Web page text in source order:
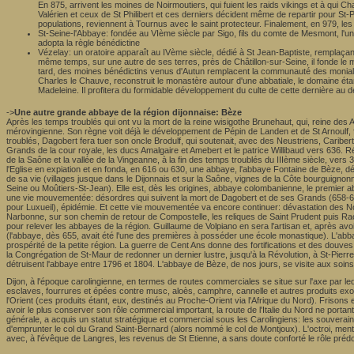
En 875, arrivent les moines de Noirmoutiers, qui fuient les raids vikings et à qui
Valérien et ceux de St Philibert et ces derniers décident même de repartir pour
populations, reviennent à Tournus avec le saint protecteur. Finalement, en 979,
St-Seine-l'Abbaye: fondée au VIème siècle par Sigo, fils du comte de Mesmont,
adopta la règle bénédictine
Vézelay: un oratoire apparaît au IVème siècle, dédié à St Jean-Baptiste,
même temps, sur une autre de ses terres, près de Châtillon-sur-Seine, il fonde
tard, des moines bénédictins venus d'Autun remplacent la communauté des
Charles le Chauve, reconstruit le monastère autour d'une abbatiale, le domaine
Madeleine. Il profitera du formidable développement du culte de cette dernière
->Une autre grande abbaye de la région dijonnaise: Bèze
Après les temps troublés qui ont vu la mort de la reine wisigothe Brunehaut, qui, reine
mérovingienne. Son règne voit déjà le développement de Pépin de Landen et de St
troublés, Dagobert fera tuer son oncle Brodulf, qui soutenait, avec des Neustriens,
Grands de la cour royale, les ducs Amalgaire et Amebert et le patrice Willibaud vers 636.
de la Saône et la vallée de la Vingeanne, à la fin des temps troublés du IIIème siècle,
l'Eglise en expiation et en fonda, en 616 ou 630, une abbaye, l'abbaye Fontaine de Bèze,
de sa vie (villages jusque dans le Dijonnais et sur la Saône, vignes de la Côte
Seine ou Moûtiers-St-Jean). Elle est, dès les origines, abbaye colombanienne, le premier
une vie mouvementée: désordres qui suivent la mort de Dagobert et de ses Grands
pour Luxueil), épidémie. Et cette vie mouvementée va encore continuer: dévastation des
Narbonne, sur son chemin de retour de Compostelle, les reliques de Saint Prudent puis
pour relever les abbayes de la région. Guillaume de Volpiano en sera l'artisan et, après
(l'abbaye, dès 655, avait été l'une des premières à posséder une école monastique).
prospérité de la petite région. La guerre de Cent Ans donne des fortifications et des
la Congrégation de St-Maur de redonner un dernier lustre, jusqu'à la Révolution, à St-
détruisent l'abbaye entre 1796 et 1804. L'abbaye de Bèze, de nos jours, se visite aux
Dijon, à l'époque carolingienne, en termes de routes commerciales se situe sur l'axe par
esclaves, fourrures et épées contre musc, aloès, camphre, cannelle et autres produits
l'Orient (ces produits étant, eux, destinés au Proche-Orient via l'Afrique du Nord).
avoir le plus conserver son rôle commercial important, la route de l'Italie du Nord ne
générale, a acquis un statut stratégique et commercial sous les Carolingiens: les
d'emprunter le col du Grand Saint-Bernard (alors nommé le col de Montjoux). L'octroi,
avec, à l'évêque de Langres, les revenus de St Etienne, a sans doute conforté le rôle